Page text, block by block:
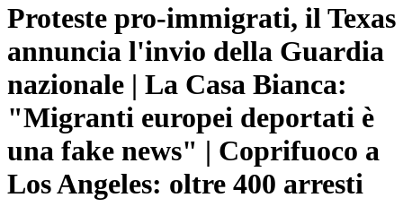
Proteste pro-immigrati, il Texas
annuncia l'invio della Guardia
nazionale | La Casa Bianca:
"Migranti europei deportati è
una fake news" | Coprifuoco a
Los Angeles: oltre 400 arresti